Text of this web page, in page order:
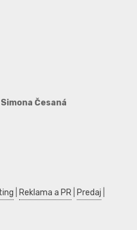
Simona Česaná
Reklama a PR Predaj